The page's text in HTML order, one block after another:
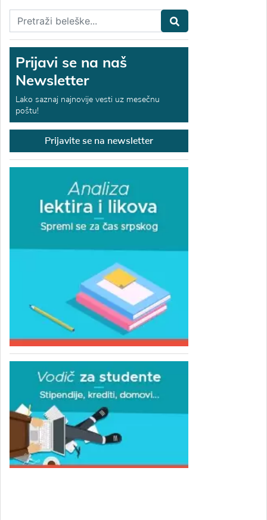
Prijavi se na naš
Newsletter
Lako saznaj najnovije vesti uz mesečnu
poštu!
Prijavite se na newsletter